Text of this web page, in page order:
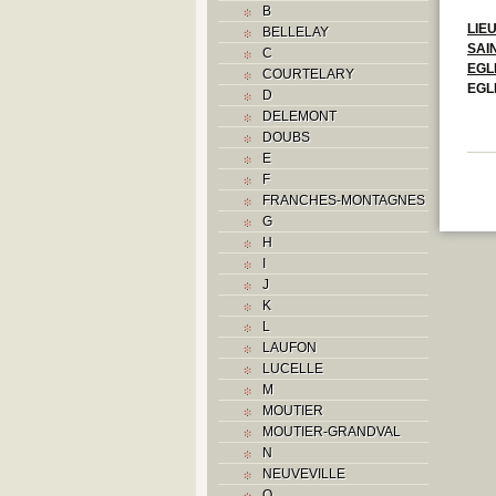
B
BELLELAY
C
COURTELARY
D
DELEMONT
DOUBS
E
F
FRANCHES-MONTAGNES
G
H
I
J
K
L
LAUFON
LUCELLE
M
MOUTIER
MOUTIER-GRANDVAL
N
NEUVEVILLE